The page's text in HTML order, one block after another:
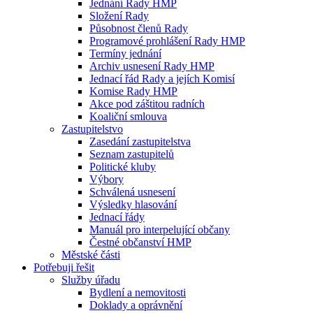
Jednání Rady HMP
Složení Rady
Působnost členů Rady
Programové prohlášení Rady HMP
Termíny jednání
Archiv usnesení Rady HMP
Jednací řád Rady a jejích Komisí
Komise Rady HMP
Akce pod záštitou radních
Koaliční smlouva
Zastupitelstvo
Zasedání zastupitelstva
Seznam zastupitelů
Politické kluby
Výbory
Schválená usnesení
Výsledky hlasování
Jednací řády
Manuál pro interpelující občany
Čestné občanství HMP
Městské části
Potřebuji řešit
Služby úřadu
Bydlení a nemovitosti
Doklady a oprávnění